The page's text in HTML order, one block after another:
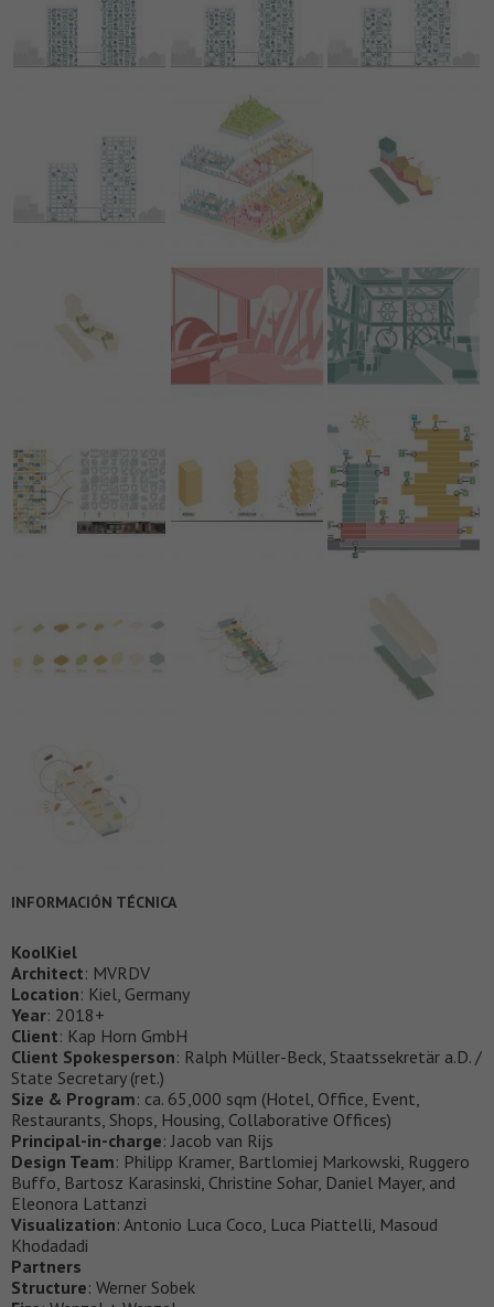
INFORMACIÓN TÉCNICA
KoolKiel
Architect: MVRDV
Location: Kiel, Germany
Year: 2018+
Client: Kap Horn GmbH
Client Spokesperson: Ralph Müller-Beck, Staatssekretär a.D. /
State Secretary (ret.)
Size & Program: ca. 65,000 sqm (Hotel, Office, Event,
Restaurants, Shops, Housing, Collaborative Offices)
Principal-in-charge: Jacob van Rijs
Design Team: Philipp Kramer, Bartlomiej Markowski, Ruggero
Buffo, Bartosz Karasinski, Christine Sohar, Daniel Mayer, and
Eleonora Lattanzi
Visualization: Antonio Luca Coco, Luca Piattelli, Masoud
Khodadadi
Partners
Structure: Werner Sobek